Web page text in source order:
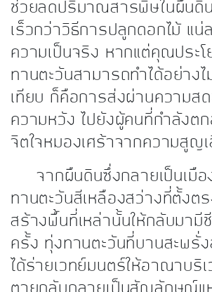
ช่วยลดปริมาณสารพิษในผืนดิน
เร็วกว่าวิธีการปลูกดอกไม้ แน่
ความเป็นจริง หากแต่คุณประ
ทานตะวันสามารถทำได้อย่างไ
เทียบ ก็คือการส่งผ่านความสด
ความหวัง ไปยังผู้คนที่กำลังตก
จิตใจหมองเศร้าจากความสูญเ
จากผืนดินซึ่งกลายเป็นเมือ
ทานตะวันสีเหลืองสว่างที่ตั้งต
สร้างพื้นที่เหล่านั้นให้กลับมามี
ครั้ง ทุ่งทานตะวันที่บานสะพรั่
ได้ร่ายเวทย์มนตร์ให้อาณาบริ
ตายกลับกลายเป็นสัญลักษณ์แ